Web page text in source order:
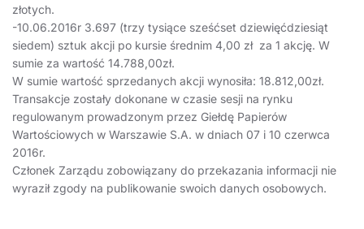
złotych.
-10.06.2016r 3.697 (trzy tysiące sześćset dziewięćdziesiąt
siedem) sztuk akcji po kursie średnim 4,00 zł za 1 akcję. W
sumie za wartość 14.788,00zł.
W sumie wartość sprzedanych akcji wynosiła: 18.812,00zł.
Transakcje zostały dokonane w czasie sesji na rynku
regulowanym prowadzonym przez Giełdę Papierów
Wartościowych w Warszawie S.A. w dniach 07 i 10 czerwca
2016r.
Członek Zarządu zobowiązany do przekazania informacji nie
wyraził zgody na publikowanie swoich danych osobowych.